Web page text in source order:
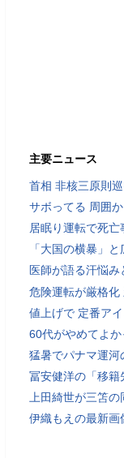
主要ニュース
首相 非核三原則
サボってる 周囲
居眠り運転で死亡
「大国の横暴」
医師が語る汗悩
危険運転が厳格化
値上げで 定番アイ
60代がやめてよ
猛暑でパナマ運河
冨安健洋の「移籍
上田綺世が三笘の
伊織もえの最新画